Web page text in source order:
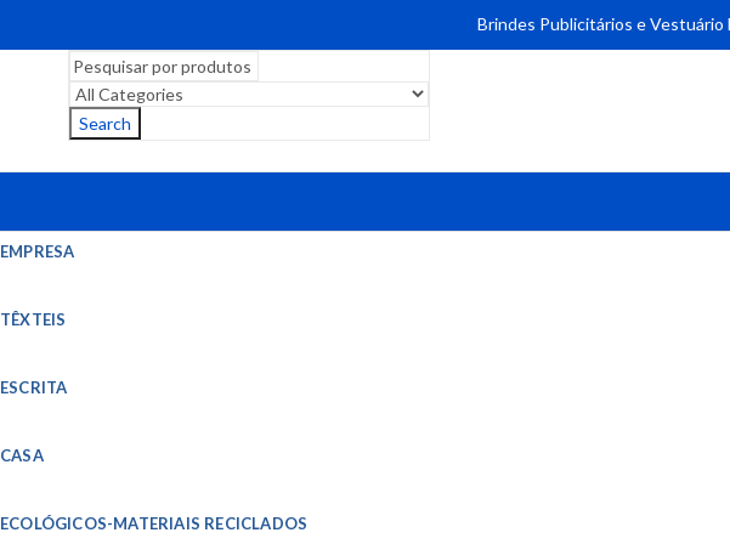
Brindes Publicitários e Vestuário
Search
EMPRESA
TÊXTEIS
ESCRITA
CASA
ECOLÓGICOS-MATERIAIS RECICLADOS